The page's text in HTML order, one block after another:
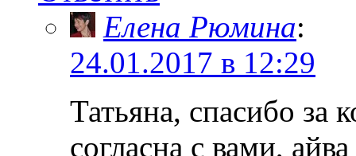
Елена Рюмина:
24.01.2017 в 12:29
Татьяна, спасибо за
согласна с вами,